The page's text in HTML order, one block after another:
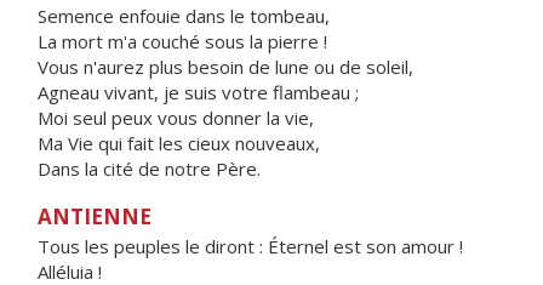
Semence enfouie dans le tombeau,
La mort m'a couché sous la pierre !
Vous n'aurez plus besoin de lune ou de soleil,
Agneau vivant, je suis votre flambeau ;
Moi seul peux vous donner la vie,
Ma Vie qui fait les cieux nouveaux,
Dans la cité de notre Père.
ANTIENNE
Tous les peuples le diront : Éternel est son amour !
Alléluia !